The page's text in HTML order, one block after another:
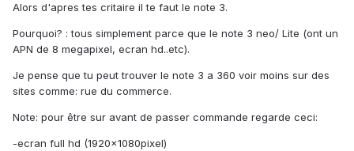
Alors d'apres tes critaire il te faut le note 3.
Pourquoi? : tous simplement parce que le note 3 neo/ Lite (ont un
APN de 8 megapixel, ecran hd..etc).
Je pense que tu peut trouver le note 3 a 360 voir moins sur des
sites comme: rue du commerce.
Note: pour être sur avant de passer commande regarde ceci:
-ecran full hd (1920x1080pixel)